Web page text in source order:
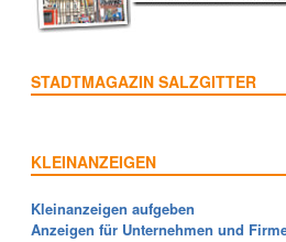
STADTMAGAZIN SALZGITTER
KLEINANZEIGEN
Kleinanzeigen aufgeben
Anzeigen für Unternehmen und